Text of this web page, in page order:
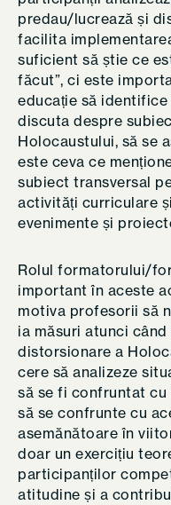
predau/lucrează și
facilita
suficient să știe ce
făcut”, ci este
educație să
discuta despre
Holocaustului, să se
este ceva ce
subiect transversal
activități curriculare
evenimente și
Rolul formatorului/
important în aceste
motiva profesorii să
ia măsuri atunci
distorsionare a
cere să analizeze
să se fi confruntat
să se confrunte cu
asemănătoare în
doar un exercițiu
participanților
atitudine și a